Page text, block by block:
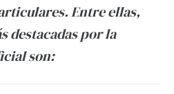
Entre ellas,
destacadas por la
son: